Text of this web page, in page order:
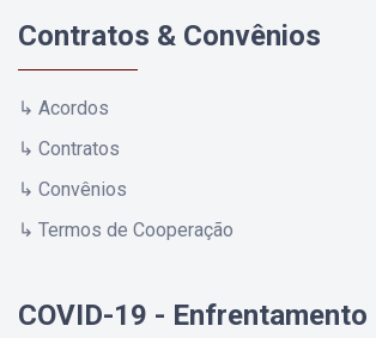
Contratos & Convênios
↳ Acordos
↳ Contratos
↳ Convênios
↳ Termos de Cooperação
COVID-19 - Enfrentamento